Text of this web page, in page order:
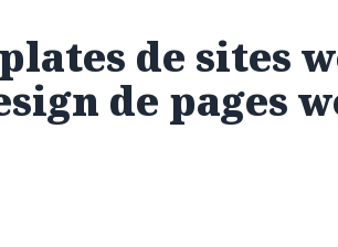
de sites
de pages